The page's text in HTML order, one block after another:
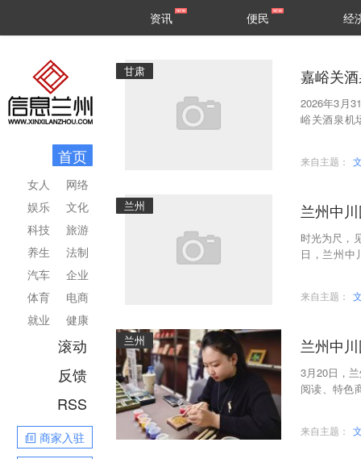
区县
资讯 便民 经
首页
网络
文化
旅游
法制
企业
电商
健康
女人
娱乐
科技
养生
汽车
体育
就业
滚动
反馈
RSS
商家入驻
甘肃 嘉峪关
2026年3月
峪关酒泉机
来自主题：
兰州 兰州中
时光为尺，
日，兰州中
来自主题：
兰州 兰州中
3月20日，
阅读、特色
来自主题：